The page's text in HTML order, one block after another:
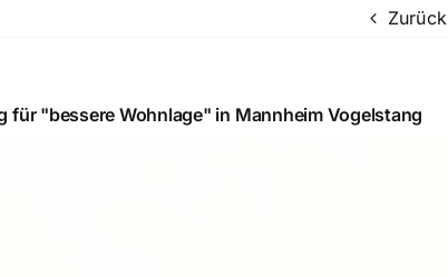
Zurück
"bessere Wohnlage" in Mannheim Vogelstang